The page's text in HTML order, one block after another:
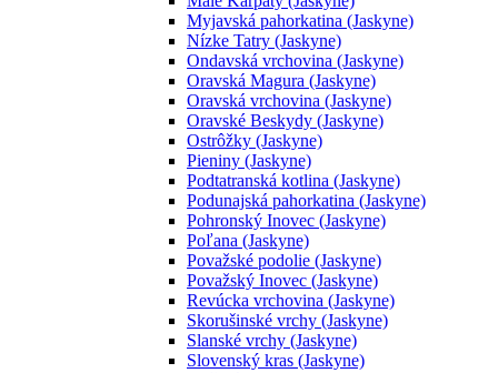
Myjavská pahorkatina (Jaskyne)
Nízke Tatry (Jaskyne)
Ondavská vrchovina (Jaskyne)
Oravská Magura (Jaskyne)
Oravská vrchovina (Jaskyne)
Oravské Beskydy (Jaskyne)
Ostrôžky (Jaskyne)
Pieniny (Jaskyne)
Podtatranská kotlina (Jaskyne)
Podunajská pahorkatina (Jaskyne)
Pohronský Inovec (Jaskyne)
Poľana (Jaskyne)
Považské podolie (Jaskyne)
Považský Inovec (Jaskyne)
Revúcka vrchovina (Jaskyne)
Skorušinské vrchy (Jaskyne)
Slanské vrchy (Jaskyne)
Slovenský kras (Jaskyne)